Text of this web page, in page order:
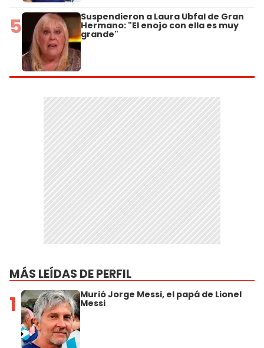
5 Suspendieron a Laura Ubfal de Gran
Hermano: "El enojo con ella es muy
grande"
MÁS LEÍDAS DE PERFIL
1 Murió Jorge Messi, el papá de Lionel
Messi